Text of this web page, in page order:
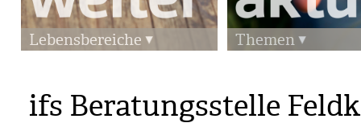
Lebensbereiche Themen
ifs Beratungsstelle